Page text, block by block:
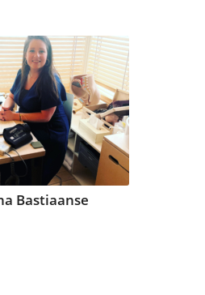
Bastiaanse